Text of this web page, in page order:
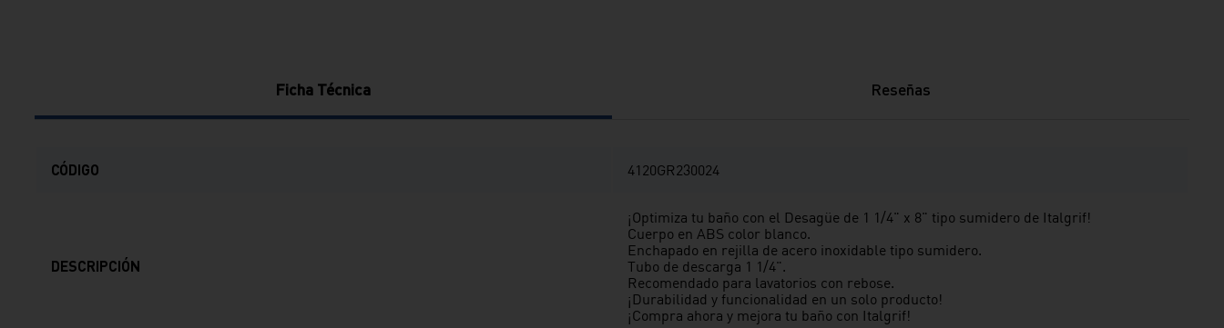
Ficha Técnica Reseñas
CÓDIGO 4120GR230024
DESCRIPCIÓN
¡Optimiza tu baño con el Desagüe de 1 1/4" x 8" tipo sumidero de Italgrif!
Cuerpo en ABS color blanco.
Enchapado en rejilla de acero inoxidable tipo sumidero.
Tubo de descarga 1 1/4".
Recomendado para lavatorios con rebose.
¡Durabilidad y funcionalidad en un solo producto!
¡Compra ahora y mejora tu baño con Italgrif!